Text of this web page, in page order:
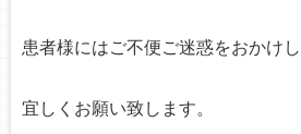
患者様にはご不便ご迷惑をおかけし
宜しくお願い致します。